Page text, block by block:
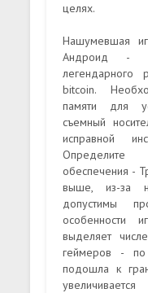
целях.
Нашумевшая
Андроид -
легендарного
bitcoin.
памяти для
съемный
исправной
обеспечения -
выше, из-за
допустимы
особенности
выделяет
геймеров - по
подошла к